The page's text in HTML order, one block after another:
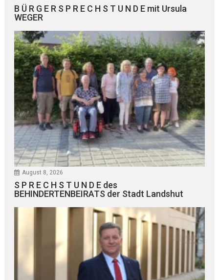
B Ü R G E R S P R E C H S T U N D E mit Ursula
WEGER
August 8, 2026
S P R E C H S T U N D E des
BEHINDERTENBEIRATS der Stadt Landshut